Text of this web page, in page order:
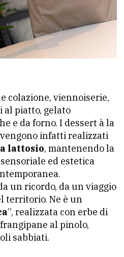
colazione, viennoiserie,
al piatto, gelato
e da forno. I dessert à la
infatti realizzati
lattosio, mantenendo la
ed estetica
un ricordo, da un viaggio
territorio. Ne è un
”, realizzata con erbe di
al pinolo,
sabbiati.